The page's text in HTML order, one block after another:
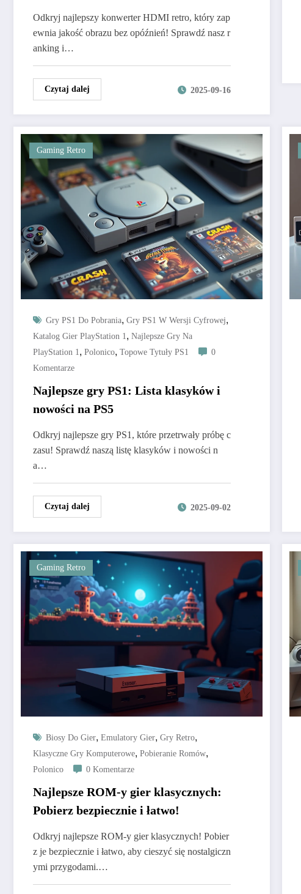
Odkryj najlepszy konwerter HDMI retro, który zap
ewnia jakość obrazu bez opóźnień! Sprawdź nasz r
anking i…
Czytaj dalej 2025-09-16
Gaming Retro
Gry PS1 Do Pobrania, Gry PS1 W Wersji Cyfrowej,
Katalog Gier PlayStation 1, Najlepsze Gry Na
PlayStation 1, Polonico, Topowe Tytuły PS1
0
Komentarze
Najlepsze gry PS1: Lista klasyków i
nowości na PS5
Odkryj najlepsze gry PS1, które przetrwały próbę c
zasu! Sprawdź naszą listę klasyków i nowości n
a…
Czytaj dalej 2025-09-02
Gaming Retro
Biosy Do Gier, Emulatory Gier, Gry Retro,
Klasyczne Gry Komputerowe, Pobieranie Romów,
Polonico 0 Komentarze
Najlepsze ROM-y gier klasycznych:
Pobierz bezpiecznie i łatwo!
Odkryj najlepsze ROM-y gier klasycznych! Pobier
z je bezpiecznie i łatwo, aby cieszyć się nostalgiczn
ymi przygodami.…